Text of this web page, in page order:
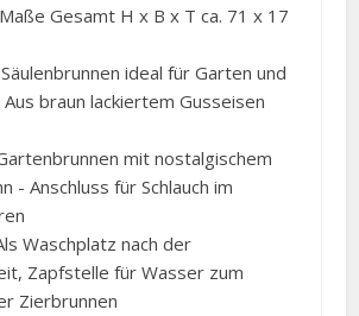
Gesamt H x B x T ca. 71 x 17
ideal für Garten und
braun lackiertem Gusseisen
mit nostalgischem
- Anschluss für Schlauch im
Waschplatz nach der
Zapfstelle für Wasser zum
Zierbrunnen